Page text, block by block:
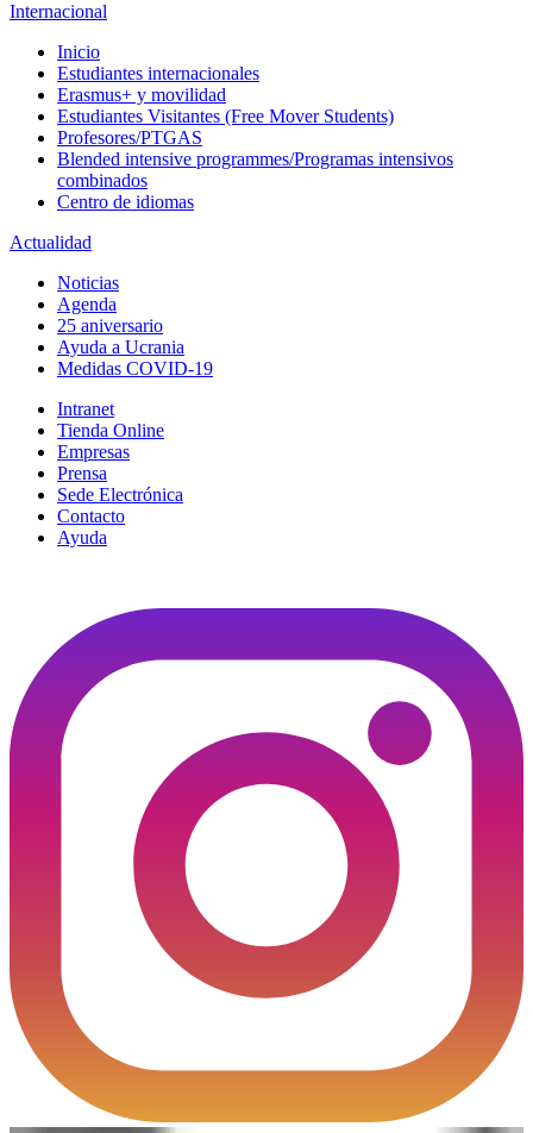
Internacional
Inicio
Estudiantes internacionales
Erasmus+ y movilidad
Estudiantes Visitantes (Free Mover Students)
Profesores/PTGAS
Blended intensive programmes/Programas intensivos
combinados
Centro de idiomas
Actualidad
Noticias
Agenda
25 aniversario
Ayuda a Ucrania
Medidas COVID-19
Intranet
Tienda Online
Empresas
Prensa
Sede Electrónica
Contacto
Ayuda